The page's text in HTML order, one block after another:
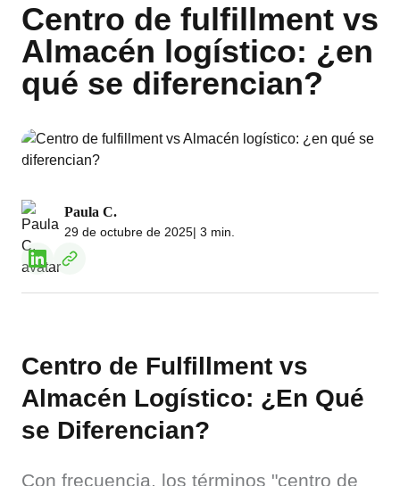
Centro de fulfillment vs
Almacén logístico: ¿en
qué se diferencian?
Paula C.
29 de octubre de 2025| 3 min.
Centro de Fulfillment vs
Almacén Logístico: ¿En Qué
se Diferencian?
Con frecuencia, los términos "centro de